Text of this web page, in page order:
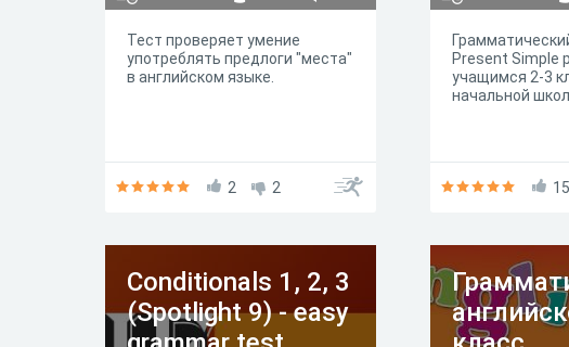
Тест проверяет умение
употреблять предлоги "места"
в английском языке.
2 2
Present Simple
учащимся 2-3
начальной
15
Conditionals 1, 2, 3
(Spotlight 9) - easy